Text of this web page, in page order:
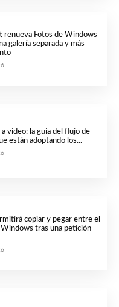
renueva Fotos de Windows
galería separada y más
a vídeo: la guía del flujo de
están adoptando los...
copiar y pegar entre el
tras una petición